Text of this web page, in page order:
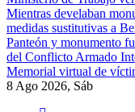
Mientras develaban
medidas sustitutivas a
Panteón y monumento
del Conflicto Armado
Memorial virtual de
8 Ago 2026, Sáb